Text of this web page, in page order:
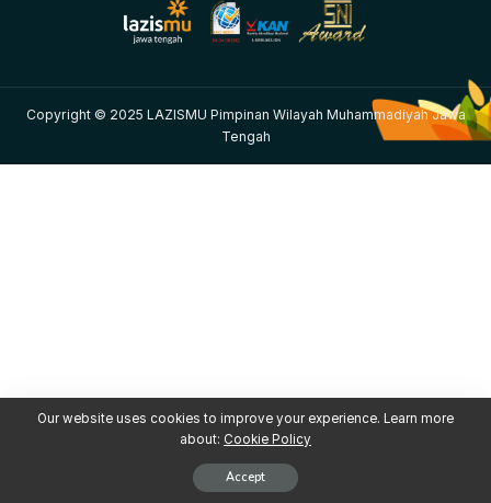
Copyright © 2025 LAZISMU Pimpinan Wilayah Muhammadiyah Jawa
Tengah
Our website uses cookies to improve your experience. Learn more
about: Cookie Policy
Accept